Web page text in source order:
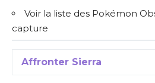
Voir la liste des Pokémon
capture
Affronter Sierra